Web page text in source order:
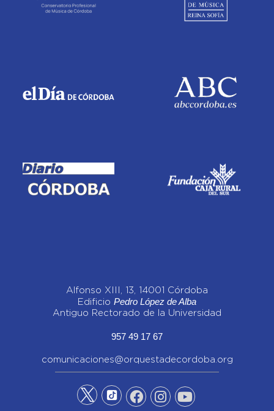
Alfonso XIII, 13, 14001 Córdoba
Edificio Pedro López de Alba
Antiguo Rectorado de la Universidad
957 49 17 67
comunicaciones@orquestadecordoba.org